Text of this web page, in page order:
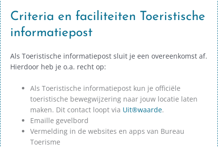
Criteria en faciliteiten Toeristische
informatiepost
Als Toeristische informatiepost sluit je een overeenkomst af.
Hierdoor heb je o.a. recht op:
Als Toeristische informatiepost kun je officiële
toeristische bewegwijzering naar jouw locatie laten
maken. Dit contact loopt via Uit®waarde.
Emaille gevelbord
Vermelding in de websites en apps van Bureau
Toerisme